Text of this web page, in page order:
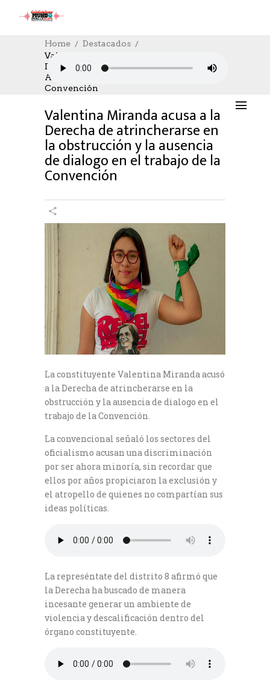
Home
Destacados
Valentina Miranda Acusa A La Derecha
De Atrincherarse En La Obstrucción Y La
Ausencia De Dialogo En El Trabajo De La
Convención
DESTACADOS POLÍTICA
03/08/2021
AUTHOR: HECTOR
0 COMMENTS
Valentina Miranda acusa a la
Derecha de atrincherarse en
la obstrucción y la ausencia
de dialogo en el trabajo de la
Convención
La constituyente Valentina Miranda acusó
a la Derecha de atrincherarse en la
obstrucción y la ausencia de dialogo en el
trabajo de la Convención.
La convencional señaló los sectores del
oficialismo acusan una discriminación
por ser ahora minoría, sin recordar que
ellos por años propiciaron la exclusión y
el atropello de quienes no compartían sus
ideas políticas.
La represéntate del distrito 8 afirmó que
la Derecha ha buscado de manera
incesante generar un ambiente de
violencia y descalificación dentro del
órgano constituyente.